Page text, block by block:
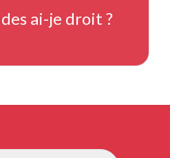
ai-je droit ?